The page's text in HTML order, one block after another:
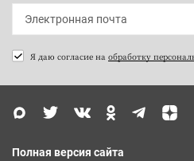
Я даю согласие на обработку
Полная версия сайта